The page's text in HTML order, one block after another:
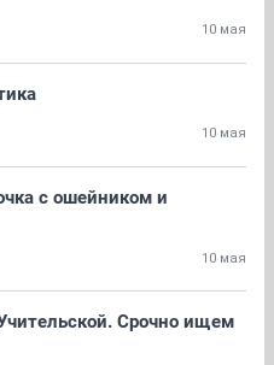
10 мая
10 мая
с ошейником и
10 мая
Срочно ищем